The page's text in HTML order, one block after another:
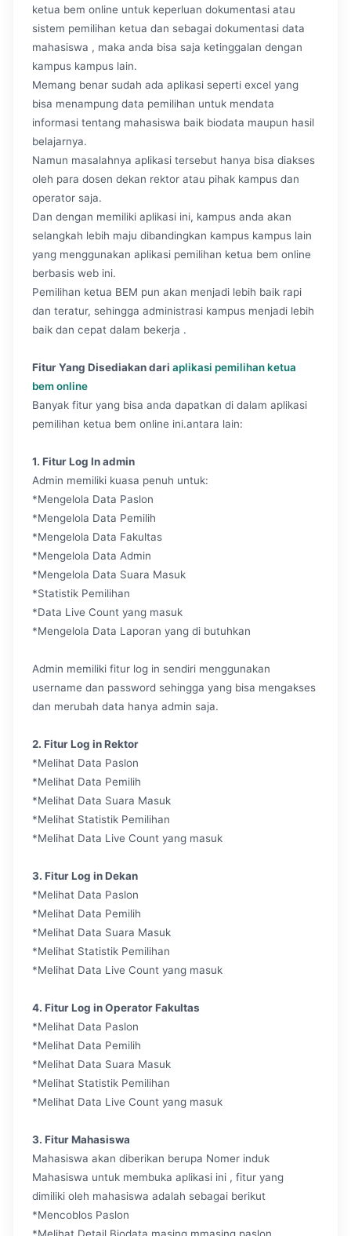
ketua bem online untuk keperluan dokumentasi atau
sistem pemilihan ketua dan sebagai dokumentasi data
mahasiswa , maka anda bisa saja ketinggalan dengan
kampus kampus lain.
Memang benar sudah ada aplikasi seperti excel yang
bisa menampung data pemilihan untuk mendata
informasi tentang mahasiswa baik biodata maupun hasil
belajarnya.
Namun masalahnya aplikasi tersebut hanya bisa diakses
oleh para dosen dekan rektor atau pihak kampus dan
operator saja.
Dan dengan memiliki aplikasi ini, kampus anda akan
selangkah lebih maju dibandingkan kampus kampus lain
yang menggunakan aplikasi pemilihan ketua bem online
berbasis web ini.
Pemilihan ketua BEM pun akan menjadi lebih baik rapi
dan teratur, sehingga administrasi kampus menjadi lebih
baik dan cepat dalam bekerja .
Fitur Yang Disediakan dari aplikasi pemilihan ketua
bem online
Banyak fitur yang bisa anda dapatkan di dalam aplikasi
pemilihan ketua bem online ini.antara lain:
1. Fitur Log In admin
Admin memiliki kuasa penuh untuk:
*Mengelola Data Paslon
*Mengelola Data Pemilih
*Mengelola Data Fakultas
*Mengelola Data Admin
*Mengelola Data Suara Masuk
*Statistik Pemilihan
*Data Live Count yang masuk
*Mengelola Data Laporan yang di butuhkan
Admin memiliki fitur log in sendiri menggunakan
username dan password sehingga yang bisa mengakses
dan merubah data hanya admin saja.
2. Fitur Log in Rektor
*Melihat Data Paslon
*Melihat Data Pemilih
*Melihat Data Suara Masuk
*Melihat Statistik Pemilihan
*Melihat Data Live Count yang masuk
3. Fitur Log in Dekan
*Melihat Data Paslon
*Melihat Data Pemilih
*Melihat Data Suara Masuk
*Melihat Statistik Pemilihan
*Melihat Data Live Count yang masuk
4. Fitur Log in Operator Fakultas
*Melihat Data Paslon
*Melihat Data Pemilih
*Melihat Data Suara Masuk
*Melihat Statistik Pemilihan
*Melihat Data Live Count yang masuk
3. Fitur Mahasiswa
Mahasiswa akan diberikan berupa Nomer induk
Mahasiswa untuk membuka aplikasi ini , fitur yang
dimiliki oleh mahasiswa adalah sebagai berikut
*Mencoblos Paslon